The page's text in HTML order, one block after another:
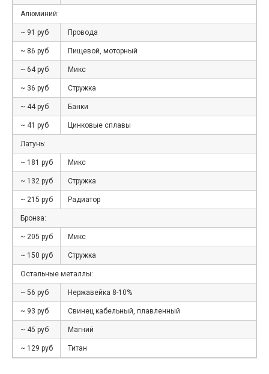
Алюминий:
~ 91 руб Провода
~ 86 руб Пищевой, моторный
~ 64 руб Микс
~ 36 руб Стружка
~ 44 руб Банки
~ 41 руб Цинковые сплавы
Латунь:
~ 181 руб Микс
~ 132 руб Стружка
~ 215 руб Радиатор
Бронза:
~ 205 руб Микс
~ 150 руб Стружка
Остальные металлы:
~ 56 руб Нержавейка 8-10%
~ 93 руб Свинец кабельный, плавленный
~ 45 руб Магний
~ 129 руб Титан